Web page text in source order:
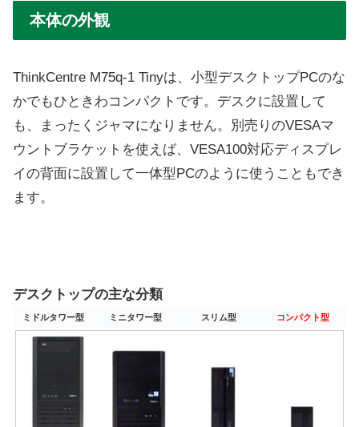
本体の外観
ThinkCentre M75q-1 Tinyは、小型デスクトップPCのな
かでもひときわコンパクトです。デスクに設置して
も、まったくジャマになりません。別売りのVESAマ
ウントブラケットを使えば、VESA100対応ディスプレ
イの背面に設置して一体型PCのように使うこともでき
ます。
デスクトップの主な分類
ミドルタワー型 ミニタワー型 スリム型 コンパクト型